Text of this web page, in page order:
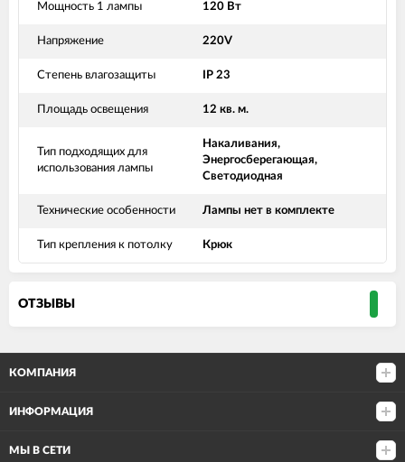
Мощность 1 лампы 120 Вт
Напряжение 220V
Степень влагозащиты IP 23
Площадь освещения 12 кв. м.
Тип подходящих для
использования лампы
Накаливания,
Энергосберегающая,
Светодиодная
Технические особенности Лампы нет в комплекте
Тип крепления к потолку Крюк
ОТЗЫВЫ
КОМПАНИЯ
ИНФОРМАЦИЯ
МЫ В СЕТИ